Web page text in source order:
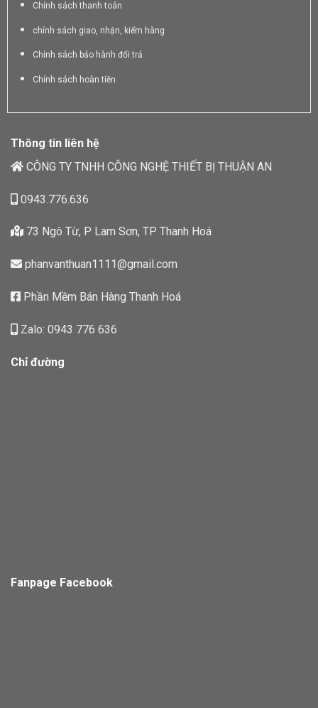
Chính sách thanh toán
chính sách giao, nhận, kiểm hàng
Chính sách bảo hành đổi trả
Chính sách hoàn tiền
Thông tin liên hệ
CÔNG TY TNHH CÔNG NGHỆ THIẾT BỊ THUẬN AN
0943.776.636
73 Ngô Từ, P Lam Sơn, TP Thanh Hoá
phanvanthuan1111@gmail.com
Phần Mềm Bán Hàng Thanh Hoá
Zalo: 0943 776 636
Chỉ đường
Fanpage Facebook